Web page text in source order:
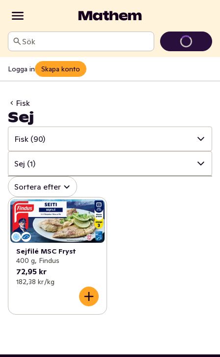
Sök
Logga in Skapa konto
Fisk
Sej
Fisk (90)
✓ Alla
✓ Fisk (90)
✓ Fiskpinnar & konserver (32)
✓ Kaviar & rom (31)
✓ Sill, ansjovis & sardiner
✓ Skaldjur
Sej (1)
✓ Alla (90)
✓ Lax (55)
✓ Lutfisk 0
✓ Strömming (1)
✓ Koljafile
✓ Torsk (9)
Sortera efter
Sejfilé MSC Fryst
400 g, Findus
72,95 kr
182,38 kr /kg